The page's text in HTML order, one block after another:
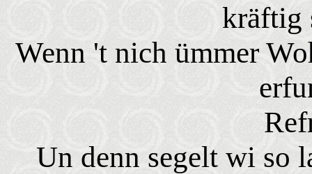
kräftig
Wenn 't nich ümmer
Un denn segelt wi so